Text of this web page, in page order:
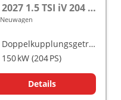
Selection Plus Modelljahr 2027 1.5 TSI iV 204 PS DSG TEMPOMAT/R.KAMERA/SHZ/LED/LENKRADHEIZUNG frei konfigurierbar!
Neuwagen
Doppelkupplungsgetriebe (DSG)
150 kW (204 PS)
Details